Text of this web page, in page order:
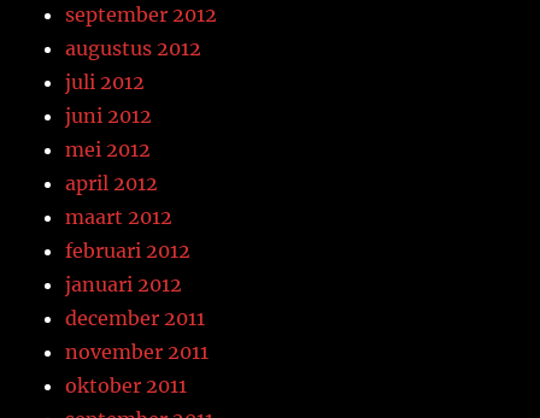
september 2012
augustus 2012
juli 2012
juni 2012
mei 2012
april 2012
maart 2012
februari 2012
januari 2012
december 2011
november 2011
oktober 2011